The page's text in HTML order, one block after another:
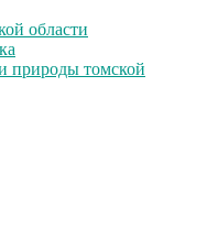
области
природы томской